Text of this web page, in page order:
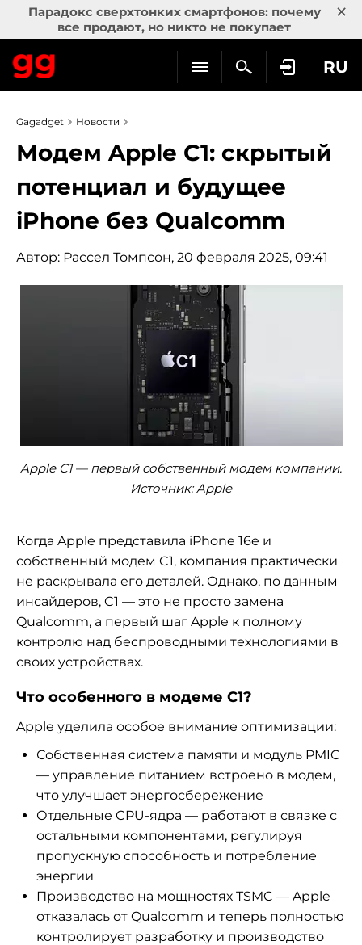
Парадокс сверхтонких смартфонов: почему
все продают, но никто не покупает
×
RU
Gagadget Новости
Модем Apple C1: скрытый
потенциал и будущее
iPhone без Qualcomm
Автор: Рассел Томпсон, 20 февраля 2025, 09:41
Apple C1 — первый собственный модем компании.
Источник: Apple
Когда Apple представила iPhone 16e и
собственный модем C1, компания практически
не раскрывала его деталей. Однако, по данным
инсайдеров, C1 — это не просто замена
Qualcomm, а первый шаг Apple к полному
контролю над беспроводными технологиями в
своих устройствах.
Что особенного в модеме C1?
Apple уделила особое внимание оптимизации:
Собственная система памяти и модуль PMIC
— управление питанием встроено в модем,
что улучшает энергосбережение
Отдельные CPU-ядра — работают в связке с
остальными компонентами, регулируя
пропускную способность и потребление
энергии
Производство на мощностях TSMC — Apple
отказалась от Qualcomm и теперь полностью
контролирует разработку и производство